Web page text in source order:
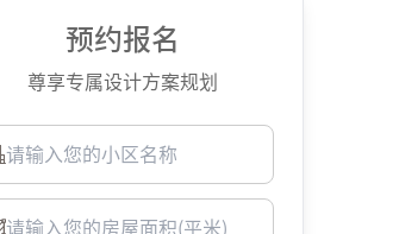
预约报名
尊享专属设计方案规划